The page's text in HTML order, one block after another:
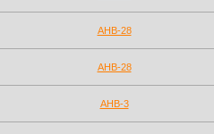
АНВ-28
АНВ-28
АНВ-3